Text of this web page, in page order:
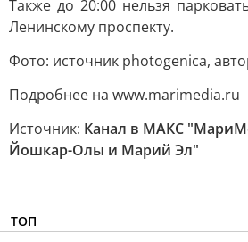
Также до 20:00 нельзя
Ленинскому проспекту.
Фото: источник photogenica,
Подробнее на www.marimedia.ru
Источник: Канал в МАКС
Йошкар-Олы и Марий Эл"
ТОП